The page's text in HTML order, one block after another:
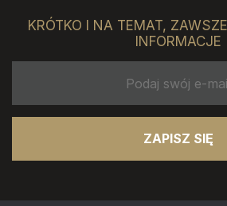
KRÓTKO I NA TEMAT,
INFORMACJE
ZAPISZ SIĘ